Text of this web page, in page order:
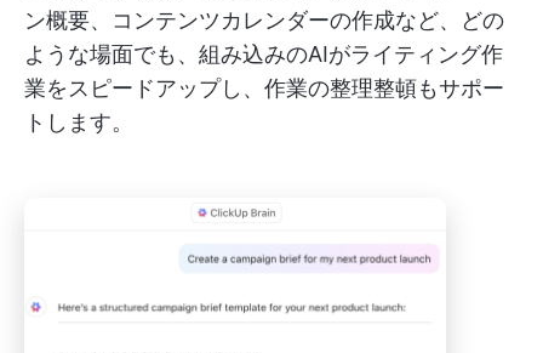
ン概要、コンテンツカレンダーの作成など、どの
ような場面でも、組み込みのAIがライティング作
業をスピードアップし、作業の整理整頓もサポー
トします。